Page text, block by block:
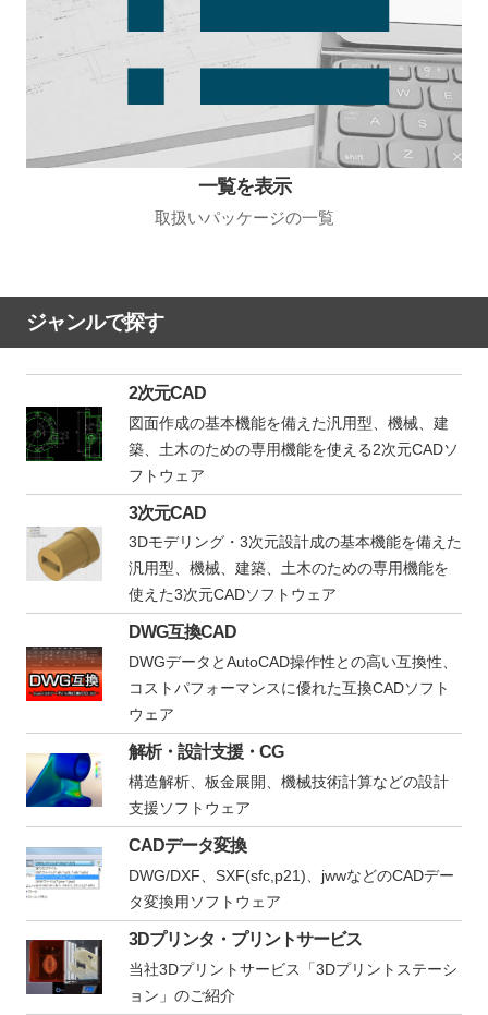
一覧を表示
取扱いパッケージの一覧
ジャンルで探す
2次元CAD
図面作成の基本機能を備えた汎用型、機械、建
築、土木のための専用機能を使える2次元CADソ
フトウェア
3次元CAD
3Dモデリング・3次元設計成の基本機能を備えた
汎用型、機械、建築、土木のための専用機能を
使えた3次元CADソフトウェア
DWG互換CAD
DWGデータとAutoCAD操作性との高い互換性、
コストパフォーマンスに優れた互換CADソフト
ウェア
解析・設計支援・CG
構造解析、板金展開、機械技術計算などの設計
支援ソフトウェア
CADデータ変換
DWG/DXF、SXF(sfc,p21)、jwwなどのCADデー
タ変換用ソフトウェア
3Dプリンタ・プリントサービス
当社3Dプリントサービス「3Dプリントステーシ
ョン」のご紹介